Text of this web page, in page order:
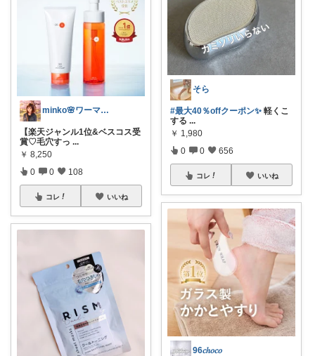
minko🌸ワーママのご機嫌ROOM
【楽天ジャンル1位&ベスコス受
賞♡毛穴すっ ...
￥ 8,250
0 0 108
コレ いいね
そら
#最大40％offクーポン✨ 軽くこ
する ...
￥ 1,980
0 0 656
コレ いいね
96𝑐ℎ𝑜𝑐𝑜